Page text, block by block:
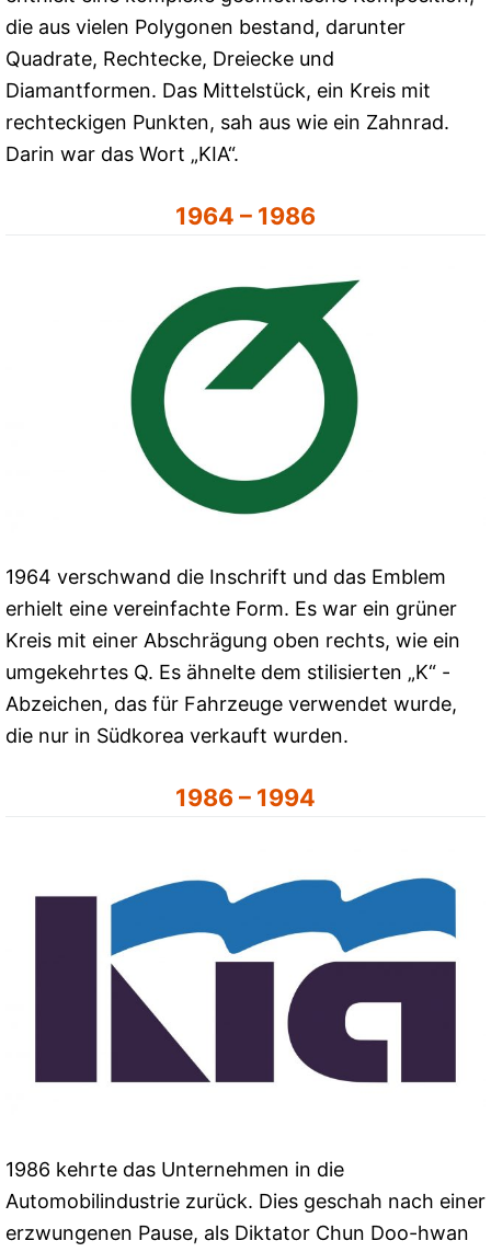
die aus vielen Polygonen bestand, darunter
Quadrate, Rechtecke, Dreiecke und
Diamantformen. Das Mittelstück, ein Kreis mit
rechteckigen Punkten, sah aus wie ein Zahnrad.
Darin war das Wort „KIA“.
1964 – 1986
1964 verschwand die Inschrift und das Emblem
erhielt eine vereinfachte Form. Es war ein grüner
Kreis mit einer Abschrägung oben rechts, wie ein
umgekehrtes Q. Es ähnelte dem stilisierten „K“ -
Abzeichen, das für Fahrzeuge verwendet wurde,
die nur in Südkorea verkauft wurden.
1986 – 1994
1986 kehrte das Unternehmen in die
Automobilindustrie zurück. Dies geschah nach einer
erzwungenen Pause, als Diktator Chun Doo-hwan